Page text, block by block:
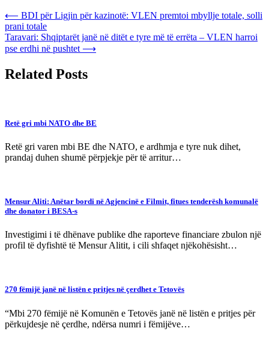
Post
navigation
⟵ BDI për Ligjin për kazinotë: VLEN premtoi mbyllje totale, solli
prani totale
Taravari: Shqiptarët janë në ditët e tyre më të errëta – VLEN harroi
pse erdhi në pushtet ⟶
Related Posts
Retë gri mbi NATO dhe BE
Retë gri varen mbi BE dhe NATO, e ardhmja e tyre nuk dihet,
prandaj duhen shumë përpjekje për të arritur…
Mensur Aliti: Anëtar bordi në Agjencinë e Filmit, fitues tenderësh komunalë
dhe donator i BESA-s
Investigimi i të dhënave publike dhe raporteve financiare zbulon një
profil të dyfishtë të Mensur Alitit, i cili shfaqet njëkohësisht…
270 fëmijë janë në listën e pritjes në çerdhet e Tetovës
“Mbi 270 fëmijë në Komunën e Tetovës janë në listën e pritjes për
përkujdesje në çerdhe, ndërsa numri i fëmijëve…